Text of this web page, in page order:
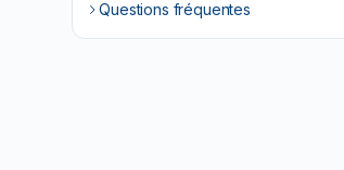
Questions fréquentes